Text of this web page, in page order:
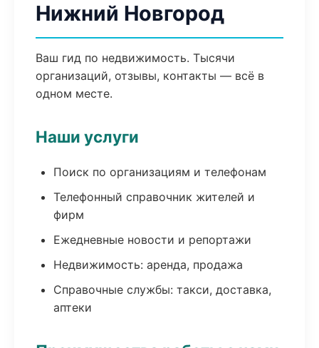
Нижний Новгород
Ваш гид по недвижимость. Тысячи
организаций, отзывы, контакты — всё в
одном месте.
Наши услуги
Поиск по организациям и телефонам
Телефонный справочник жителей и
фирм
Ежедневные новости и репортажи
Недвижимость: аренда, продажа
Справочные службы: такси, доставка,
аптеки